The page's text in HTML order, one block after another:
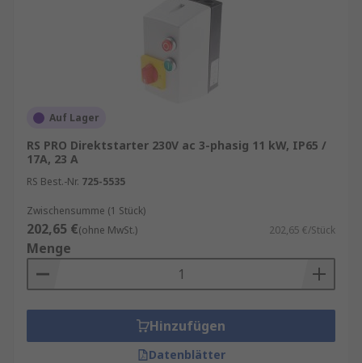
Auf Lager
RS PRO Direktstarter 230V ac 3-phasig 11 kW, IP65 /
17A, 23 A
RS Best.-Nr. 725-5535
Zwischensumme (1 Stück)
202,65 €(ohne MwSt.) 202,65 €/Stück
Menge
Hinzufügen
Datenblätter